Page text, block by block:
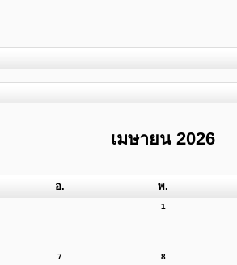
เมษายน 2026
อ. พ.
1
7 8